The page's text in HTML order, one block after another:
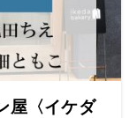
屋〈イケダ